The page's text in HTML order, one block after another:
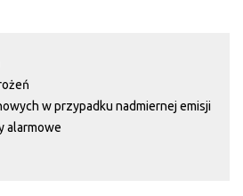
w przypadku nadmiernej emisji
alarmowe